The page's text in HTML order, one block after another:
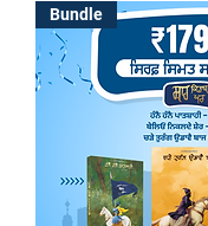
Bundle